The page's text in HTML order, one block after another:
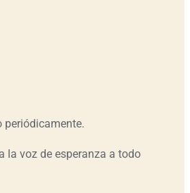
periódicamente.
la voz de esperanza a todo